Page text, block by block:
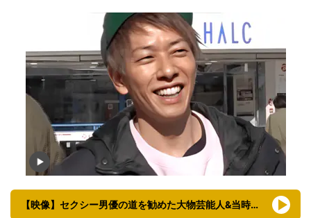
【映像】セクシー男優の道を勧めた大物芸能人&当時のしみけん